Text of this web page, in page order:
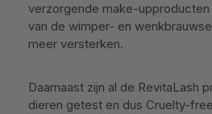
verzorgende make-
van de wimper- en
meer versterken.
Daarnaast zijn al de RevitaLash
dieren getest en dus Cruelty-